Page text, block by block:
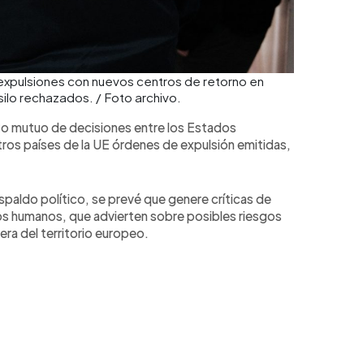
con nuevos centros de retorno en
rechazados. / Foto archivo.
mutuo de decisiones entre los Estados
países de la UE órdenes de expulsión emitidas,
político, se prevé que genere críticas de
humanos, que advierten sobre posibles riesgos
del territorio europeo.